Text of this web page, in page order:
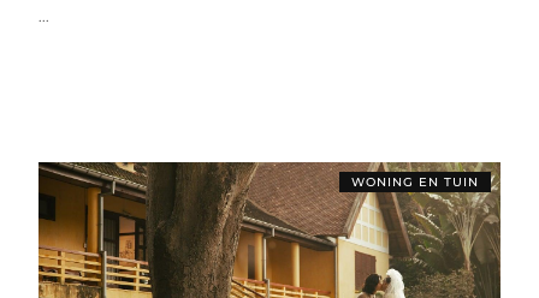
...
WONING EN TUIN